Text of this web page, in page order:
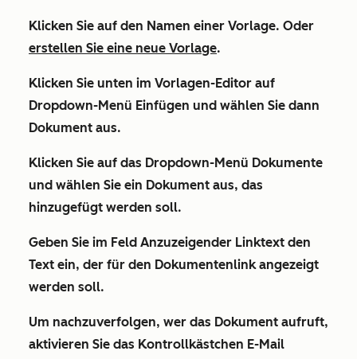
Klicken Sie auf den Namen einer Vorlage. Oder
erstellen Sie eine neue Vorlage.
Klicken Sie unten im Vorlagen-Editor auf
Dropdown-Menü Einfügen und wählen Sie dann
Dokument aus.
Klicken Sie auf das Dropdown-Menü Dokumente
und wählen Sie ein Dokument aus, das
hinzugefügt werden soll.
Geben Sie im Feld Anzuzeigender Linktext den
Text ein, der für den Dokumentenlink angezeigt
werden soll.
Um nachzuverfolgen, wer das Dokument aufruft,
aktivieren Sie das Kontrollkästchen E-Mail